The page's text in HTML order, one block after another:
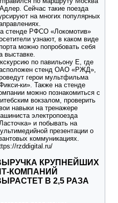
Сейчас такие поезда
на многих популярных
стенде РФСО «Локомотив»
узнают, в каком виде
можно попробовать себя
выставке.
по павильону Е, где
стенд ОАО «РЖД»,
герои мультфильма
ки». Также на стенде
можно познакомиться с
вокзалом, проверить
навыки на тренажере
электропоезда
и побывать на
презентации о
коммуникациях.
rzddigital.ru/
КРУПНЕЙШИХ
КОМПАНИЙ
В 2,5 РАЗА